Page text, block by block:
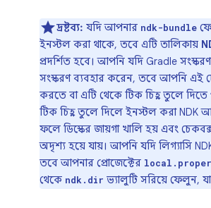
দ্রষ্টব্য: যদি আপনার ndk-bundle
ইনস্টল করা থাকে, তবে এটি তালিকায়
প্রদর্শিত হবে। আপনি যদি Gradle
সংস্করণ ব্যবহার করেন, তবে আপনি এই
করতে বা এটি থেকে টিক চিহ্ন তুলে দিতে
টিক চিহ্ন তুলে দিলে ইনস্টল করা NDK
ফলে ডিস্কের জায়গা খালি হয় এবং
অদৃশ্য হয়ে যায়। আপনি যদি লিগ্যাসি
তবে আপনার প্রোজেক্টের
থেকে ndk.dir ভ্যালুটি সরিয়ে ফেলুন,